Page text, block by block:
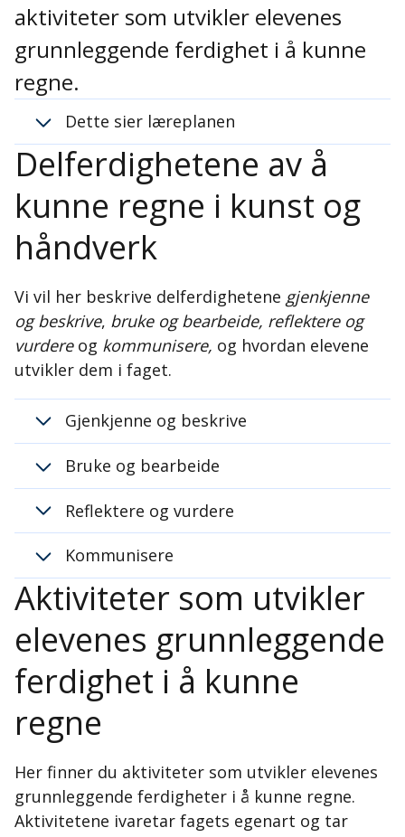
aktiviteter som utvikler elevenes
grunnleggende ferdighet i å kunne
regne.
Dette sier læreplanen
Delferdighetene av å
kunne regne i kunst og
håndverk
Vi vil her beskrive delferdighetene gjenkjenne
og beskrive, bruke og bearbeide, reflektere og
vurdereog kommunisere, og hvordan elevene
utvikler dem i faget.
Gjenkjenne og beskrive
Bruke og bearbeide
Reflektere og vurdere
Kommunisere
Aktiviteter som utvikler
elevenes grunnleggende
ferdighet i å kunne
regne
Her finner du aktiviteter som utvikler elevenes
grunnleggende ferdigheter i å kunne regne.
Aktivitetene ivaretar fagets egenart og tar